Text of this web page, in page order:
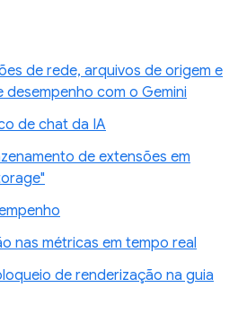
de rede, arquivos de origem e
com o Gemini
de chat da IA
de extensões em
nas métricas em tempo real
de renderização na guia